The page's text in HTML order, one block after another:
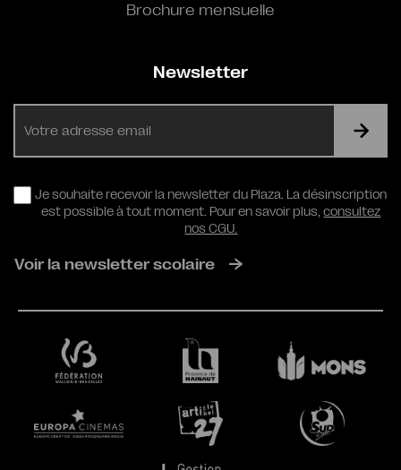
Brochure mensuelle
Newsletter
RGPD
Je souhaite recevoir la newsletter du Plaza. La désinscription
est possible à tout moment. Pour en savoir plus,consultez
nos CGU.
Voir la newsletter scolaire